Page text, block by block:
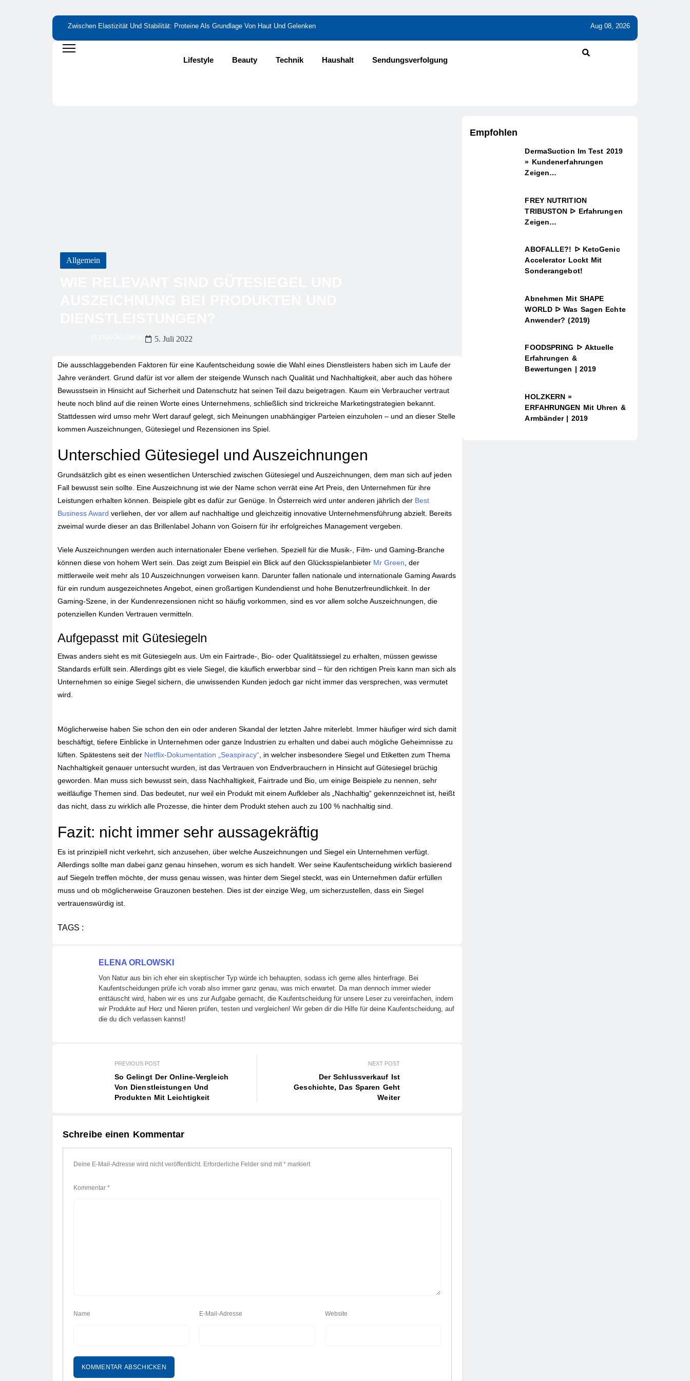
Zwischen Elastizität Und Stabilität: Proteine Als Grundlage Von Haut Und Gelenken
Bitterstoffe Oder Bittertropfen – Was Bringt Wirklich Den Unterschied?
Wie Kleine Nährstofflücken Große Wirkung Haben
Die Fastaxol-Wirkung & Inhaltsstoffe Im Faktencheck!
Aug 08, 2026
Lifestyle Beauty Technik Haushalt Sendungsverfolgung
Allgemein
5. Juli 2022
Die ausschlaggebenden Faktoren für eine Kaufentscheidung sowie die Wahl eines Dienstleisters haben sich im Laufe der
Jahre verändert. Grund dafür ist vor allem der steigende Wunsch nach Qualität und Nachhaltigkeit, aber auch das höhere
Bewusstsein in Hinsicht auf Sicherheit und Datenschutz hat seinen Teil dazu beigetragen. Kaum ein Verbraucher vertraut
heute noch blind auf die reinen Worte eines Unternehmens, schließlich sind trickreiche Marketingstrategien bekannt.
Stattdessen wird umso mehr Wert darauf gelegt, sich Meinungen unabhängiger Parteien einzuholen – und an dieser Stelle
kommen Auszeichnungen, Gütesiegel und Rezensionen ins Spiel.
Unterschied Gütesiegel und Auszeichnungen
Grundsätzlich gibt es einen wesentlichen Unterschied zwischen Gütesiegel und Auszeichnungen, dem man sich auf jeden
Fall bewusst sein sollte. Eine Auszeichnung ist wie der Name schon verrät eine Art Preis, den Unternehmen für ihre
Leistungen erhalten können. Beispiele gibt es dafür zur Genüge. In Österreich wird unter anderen jährlich der Best
Business Award verliehen, der vor allem auf nachhaltige und gleichzeitig innovative Unternehmensführung abzielt. Bereits
zweimal wurde dieser an das Brillenlabel Johann von Goisern für ihr erfolgreiches Management vergeben.
Viele Auszeichnungen werden auch internationaler Ebene verliehen. Speziell für die Musik-, Film- und Gaming-Branche
können diese von hohem Wert sein. Das zeigt zum Beispiel ein Blick auf den Glücksspielanbieter Mr Green, der
mittlerweile weit mehr als 10 Auszeichnungen vorweisen kann. Darunter fallen nationale und internationale Gaming Awards
für ein rundum ausgezeichnetes Angebot, einen großartigen Kundendienst und hohe Benutzerfreundlichkeit. In der
Gaming-Szene, in der Kundenrezensionen nicht so häufig vorkommen, sind es vor allem solche Auszeichnungen, die
potenziellen Kunden Vertrauen vermitteln.
Aufgepasst mit Gütesiegeln
Etwas anders sieht es mit Gütesiegeln aus. Um ein Fairtrade-, Bio- oder Qualitätssiegel zu erhalten, müssen gewisse
Standards erfüllt sein. Allerdings gibt es viele Siegel, die käuflich erwerbbar sind – für den richtigen Preis kann man sich als
Unternehmen so einige Siegel sichern, die unwissenden Kunden jedoch gar nicht immer das versprechen, was vermutet
wird.
Möglicherweise haben Sie schon den ein oder anderen Skandal der letzten Jahre miterlebt. Immer häufiger wird sich damit
beschäftigt, tiefere Einblicke in Unternehmen oder ganze Industrien zu erhalten und dabei auch mögliche Geheimnisse zu
lüften. Spätestens seit der Netflix-Dokumentation „Seaspiracy“, in welcher insbesondere Siegel und Etiketten zum Thema
Nachhaltigkeit genauer untersucht wurden, ist das Vertrauen von Endverbrauchern in Hinsicht auf Gütesiegel brüchig
geworden. Man muss sich bewusst sein, dass Nachhaltigkeit, Fairtrade und Bio, um einige Beispiele zu nennen, sehr
weitläufige Themen sind. Das bedeutet, nur weil ein Produkt mit einem Aufkleber als „Nachhaltig“ gekennzeichnet ist, heißt
das nicht, dass zu wirklich alle Prozesse, die hinter dem Produkt stehen auch zu 100 % nachhaltig sind.
Fazit: nicht immer sehr aussagekräftig
Es ist prinzipiell nicht verkehrt, sich anzusehen, über welche Auszeichnungen und Siegel ein Unternehmen verfügt.
Allerdings sollte man dabei ganz genau hinsehen, worum es sich handelt. Wer seine Kaufentscheidung wirklich basierend
auf Siegeln treffen möchte, der muss genau wissen, was hinter dem Siegel steckt, was ein Unternehmen dafür erfüllen
muss und ob möglicherweise Grauzonen bestehen. Dies ist der einzige Weg, um sicherzustellen, dass ein Siegel
vertrauenswürdig ist.
TAGS :
ELENA ORLOWSKI
Von Natur aus bin ich eher ein skeptischer Typ würde ich behaupten, sodass ich gerne alles hinterfrage. Bei
Kaufentscheidungen prüfe ich vorab also immer ganz genau, was mich erwartet. Da man dennoch immer wieder
enttäuscht wird, haben wir es uns zur Aufgabe gemacht, die Kaufentscheidung für unsere Leser zu vereinfachen, indem
wir Produkte auf Herz und Nieren prüfen, testen und vergleichen! Wir geben dir die Hilfe für deine Kaufentscheidung, auf
die du dich verlassen kannst!
PREVIOUS POST
So Gelingt Der Online-Vergleich
Von Dienstleistungen Und
Produkten Mit Leichtigkeit
NEXT POST
Der Schlussverkauf Ist
Geschichte, Das Sparen Geht
Weiter
Schreibe einen Kommentar
Deine E-Mail-Adresse wird nicht veröffentlicht. Erforderliche Felder sind mit * markiert
Kommentar *
Name E-Mail-Adresse Website
Empfohlen
DermaSuction Im Test 2019
» Kundenerfahrungen
Zeigen…
FREY NUTRITION
TRIBUSTON ᐅ Erfahrungen
Zeigen…
ABOFALLE?! ᐅ KetoGenic
Accelerator Lockt Mit
Sonderangebot!
Abnehmen Mit SHAPE
WORLD ᐅ Was Sagen Echte
Anwender? (2019)
FOODSPRING ᐅ Aktuelle
Erfahrungen &
Bewertungen | 2019
HOLZKERN »
ERFAHRUNGEN Mit Uhren &
Armbänder | 2019